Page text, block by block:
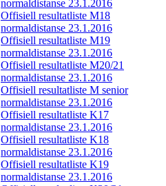
normaldistanse 23.1.2016
Offisiell resultatliste M18
normaldistanse 23.1.2016
Offisiell resultatliste M19
normaldistanse 23.1.2016
Offisiell resultatliste M20/21
normaldistanse 23.1.2016
Offisiell resultatliste M senior
normaldistanse 23.1.2016
Offisiell resultatliste K17
normaldistanse 23.1.2016
Offisiell resultatliste K18
normaldistanse 23.1.2016
Offisiell resultatliste K19
normaldistanse 23.1.2016